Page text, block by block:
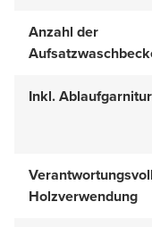
Anzahl der
Inkl. Ablaufgarnitur
Holzverwendung